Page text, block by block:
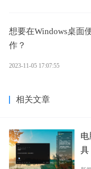
想要在Windows桌面
作？
2023-11-05 17:07:55
相关文章
具